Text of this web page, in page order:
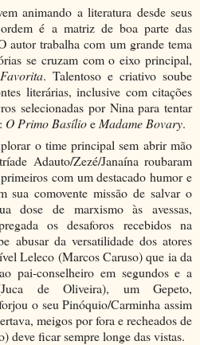
animando a literatura desde seus
é a matriz de boa parte das
autor trabalha com um grande tema
se cruzam com o eixo principal,
. Talentoso e criativo soube
literárias, inclusive com citações
selecionadas por Nina para tentar
O Primo Basílioe Madame Bovary.
o time principal sem abrir mão
Adauto/Zezé/Janaína roubaram
com um destacado humor e
sua comovente missão de salvar o
dose de marxismo às avessas,
os desaforos recebidos na
abusar da versatilidade dos atores
Leleco (Marcos Caruso) que ia da
pai-conselheiro em segundos e a
de Oliveira), um Gepeto,
o seu Pinóquio/Carminha assim
meigos por fora e recheados de
deve ficar sempre longe das vistas.